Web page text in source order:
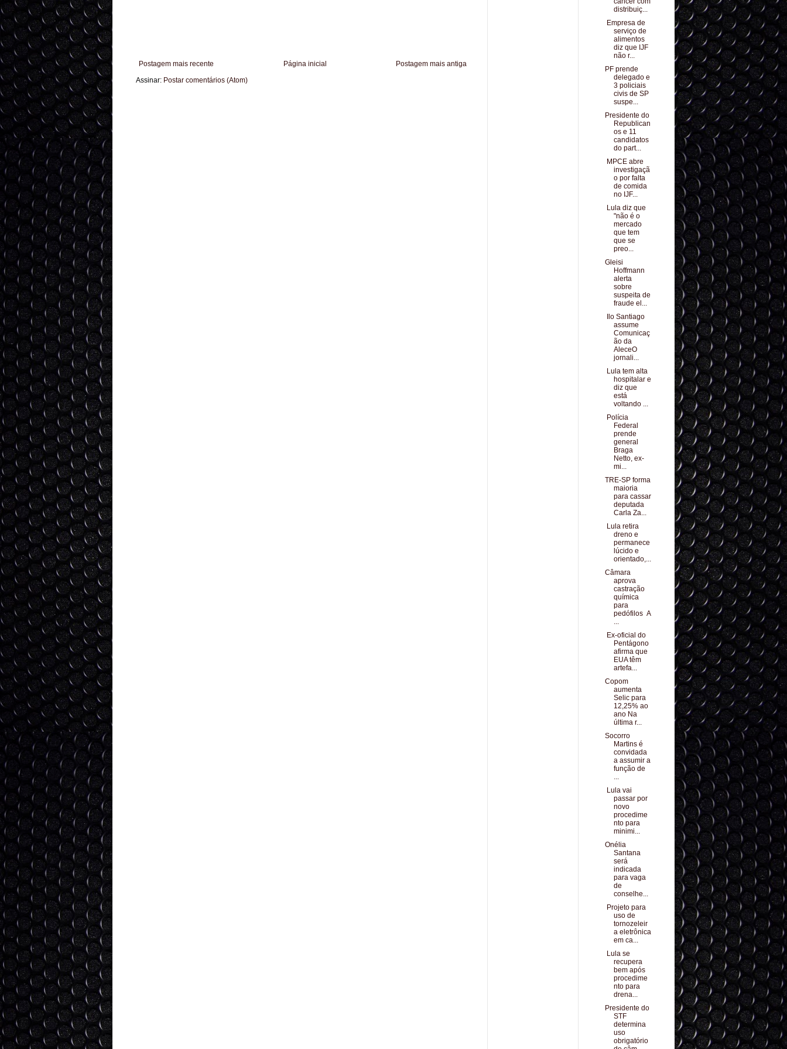
Postagem mais recente Postagem mais antiga
Página inicial
Assinar: Postar comentários (Atom)
distribuiç...
Empresa de
serviço de
alimentos
diz que IJF
não r...
PF prende
delegado e
3 policiais
civis de SP
suspe...
Presidente do
Republican
os e 11
candidatos
do part...
MPCE abre
investigaçã
o por falta
de comida
no IJF...
Lula diz que
"não é o
mercado
que tem
que se
preo...
Gleisi
Hoffmann
alerta
sobre
suspeita de
fraude el...
Ilo Santiago
assume
Comunicaç
ão da
AleceO
jornali...
Lula tem alta
hospitalar e
diz que
está
voltando ...
Polícia
Federal
prende
general
Braga
Netto, ex-
mi...
TRE-SP forma
maioria
para cassar
deputada
Carla Za...
Lula retira
dreno e
permanece
lúcido e
orientado,...
Câmara
aprova
castração
química
para
pedófilos A
...
Ex-oficial do
Pentágono
afirma que
EUA têm
artefa...
Copom
aumenta
Selic para
12,25% ao
ano Na
última r...
Socorro
Martins é
convidada
a assumir a
função de
...
Lula vai
passar por
novo
procedime
nto para
minimi...
Onélia
Santana
será
indicada
para vaga
de
conselhe...
Projeto para
uso de
tornozeleir
a eletrônica
em ca...
Lula se
recupera
bem após
procedime
nto para
drena...
Presidente do
STF
determina
uso
obrigatório